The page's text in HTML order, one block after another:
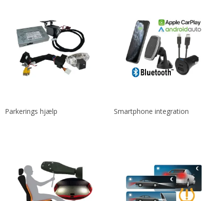
Parkerings hjælp Smartphone integration